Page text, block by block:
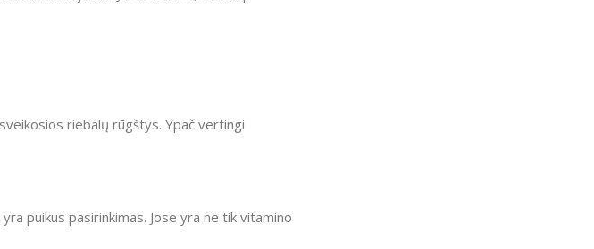
riebalų rūgštys. Ypač vertingi
puikus pasirinkimas. Jose yra ne tik vitamino